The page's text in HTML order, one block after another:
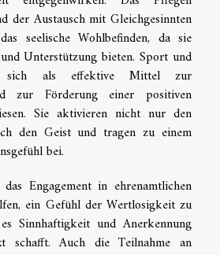
der Austausch mit Gleichgesinnten
seelische Wohlbefinden, da sie
Unterstützung bieten. Sport und
sich als effektive Mittel zur
zur Förderung einer positiven
Sie aktivieren nicht nur den
den Geist und tragen zu einem
bei.
Engagement in ehrenamtlichen
ein Gefühl der Wertlosigkeit zu
Sinnhaftigkeit und Anerkennung
schafft. Auch die Teilnahme an